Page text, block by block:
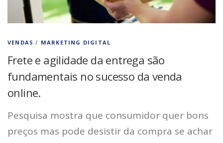
VENDAS / MARKETING DIGITAL
Frete e agilidade da entrega são
fundamentais no sucesso da venda
online.
Pesquisa mostra que consumidor quer bons
preços mas pode desistir da compra se achar